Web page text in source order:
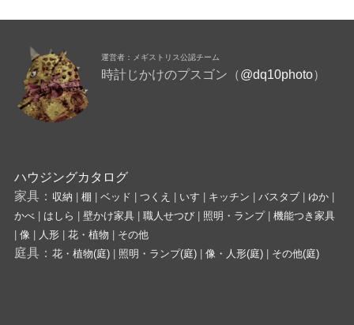
運営者：メギストリス公認チーム
時計じかけのプスゴン（@dq10photo）
ハウジングカタログ
家具： 収納 棚 ベッド つくえ いす キッチン バスタブ| ゆか|
かべ| はしら 壁かけ家具| 職人せつび| 照明・ランプ| 機能つき家具
像| 人形| 花・植物 その他
庭具： 花・植物(庭)| 照明・ランプ(庭)| 像・人形(庭) その他(庭)